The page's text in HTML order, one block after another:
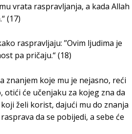
vrata raspravljanja, a kada Allah
(17)
raspravljaju: ’’Ovim ljudima je
pa pričaju.“ (18)
znanjem koje mu je nejasno, reći
otići će učenjaku za kojeg zna da
želi korist, dajući mu do znanja
da se pobijedi, a sebe će